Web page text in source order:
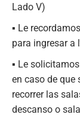
Lado V)
▪ Le
para ingresar a
▪ Le
en caso de que
recorrer las
descanso o